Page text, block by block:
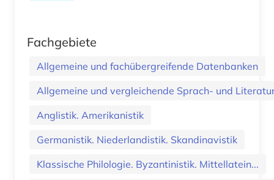
Fachgebiete
Allgemeine und fachübergreifende Datenbanken
Allgemeine und vergleichende Sprach- und
Anglistik. Amerikanistik
Germanistik. Niederlandistik. Skandinavistik
Klassische Philologie. Byzantinistik. Mittellatein...